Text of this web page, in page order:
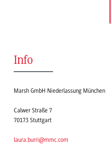
Info
Marsh GmbH Niederlassung München
Calwer Straße 7
70173 Stuttgart
laura.burri@mmc.com